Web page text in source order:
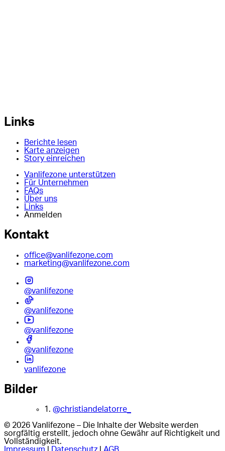
Links
Berichte lesen
Karte anzeigen
Story einreichen
Vanlifezone unterstützen
Für Unternehmen
FAQs
Über uns
Links
Anmelden
Kontakt
office@vanlifezone.com
marketing@vanlifezone.com
@vanlifezone
@vanlifezone
@vanlifezone
@vanlifezone
vanlifezone
Bilder
1. @christiandelatorre_
© 2026 Vanlifezone – Die Inhalte der Website werden
sorgfältig erstellt, jedoch ohne Gewähr auf Richtigkeit und
Vollständigkeit.